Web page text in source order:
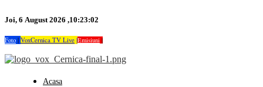
Joi, 6 August 2026 ,10:23:02
Foto | VoxCernica TV Live |Emisiuni |
Acasa